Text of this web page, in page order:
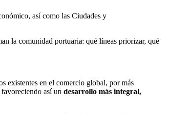
así como las Ciudades y
la comunidad portuaria: qué líneas priorizar, qué
existentes en el comercio global, por más
así un desarrollo más integral,